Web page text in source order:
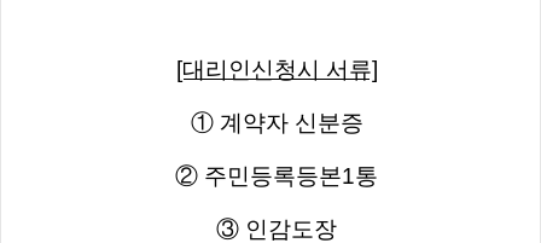
[대리인신청시 서류]
① 계약자 신분증
② 주민등록등본1통
③ 인감도장